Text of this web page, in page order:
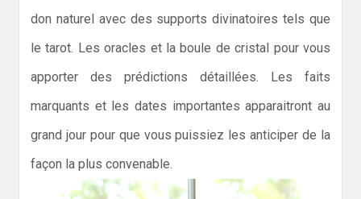
don naturel avec des supports divinatoires tels que
le tarot. Les oracles et la boule de cristal pour vous
apporter des prédictions détaillées. Les faits
marquants et les dates importantes apparaitront au
grand jour pour que vous puissiez les anticiper de la
façon la plus convenable.